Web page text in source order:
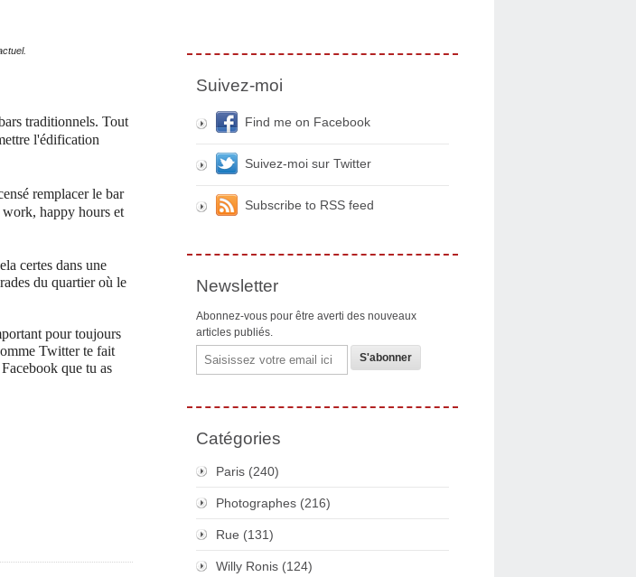
traditionnels. Tout
l'édification
remplacer le bar
happy hours et
certes dans une
du quartier où le
pour toujours
Twitter te fait
que tu as
Suivez-moi
Find me on Facebook
Suivez-moi sur Twitter
Subscribe to RSS feed
Newsletter
Abonnez-vous pour être averti des nouveaux
articles publiés.
Email
Catégories
Paris (240)
Photographes (216)
Rue (131)
Willy Ronis (124)